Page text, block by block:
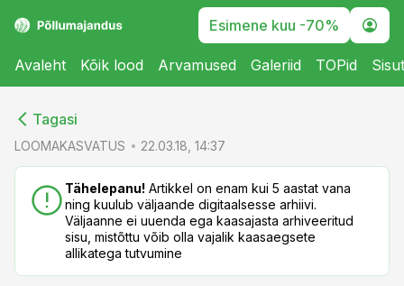
Esimene kuu -70%
Avaleht Kõik lood Arvamused Galeriid TOPid
Tagasi
LOOMAKASVATUS 22.03.18, 14:37
Tähelepanu! Artikkel on enam kui 5 aastat vana
ning kuulub väljaande digitaalsesse arhiivi.
Väljaanne ei uuenda ega kaasajasta arhiveeritud
sisu, mistõttu võib olla vajalik kaasaegsete
allikatega tutvumine